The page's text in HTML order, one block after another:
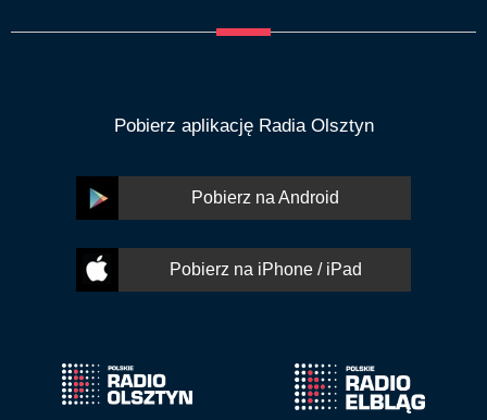
Pobierz aplikację Radia Olsztyn
Pobierz na Android
Pobierz na iPhone / iPad